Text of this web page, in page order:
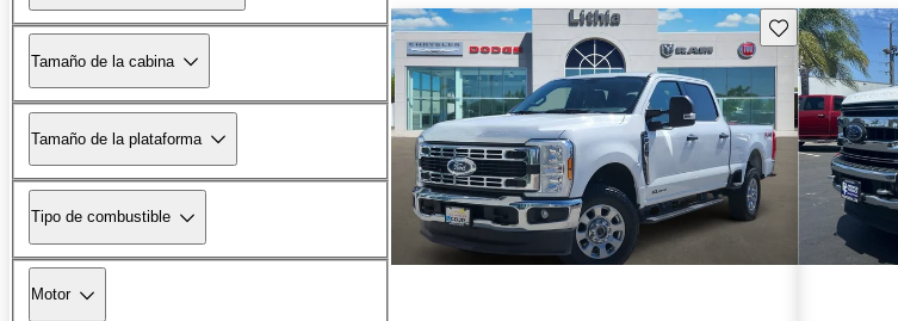
Tamaño de la cabina
Tamaño de la plataforma
Tipo de combustible
Motor
Guarda este Aviso